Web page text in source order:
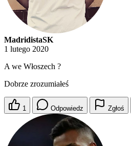
MadridistaSK
1 lutego 2020
A we Włoszech ?
Dobrze zrozumiałeś
1 Odpowiedz Zgłoś